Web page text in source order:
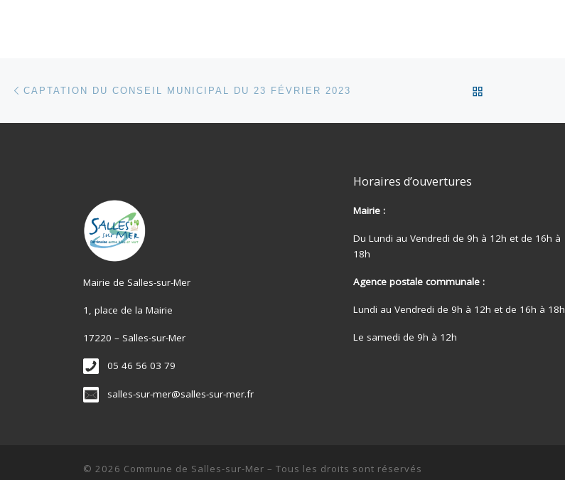
Parcourir les articles
CAPTATION DU CONSEIL MUNICIPAL DU 23 FÉVRIER 2023
Mairie de Salles-sur-Mer
1, place de la Mairie
17220 – Salles-sur-Mer
05 46 56 03 79
salles-sur-mer@salles-sur-mer.fr
Horaires d’ouvertures
Mairie :
Du Lundi au Vendredi de 9h à 12h et de 16h à
18h
Agence postale communale :
Lundi au Vendredi de 9h à 12h et de 16h à 18h
Le samedi de 9h à 12h
© 2026 Commune de Salles-sur-Mer – Tous les droits sont réservés